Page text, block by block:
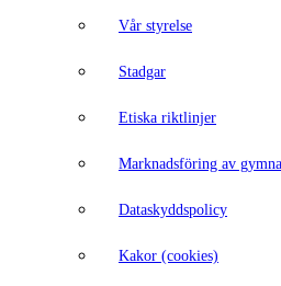
Vår styrelse
Stadgar
Etiska riktlinjer
Marknadsföring av
Dataskyddspolicy
Kakor (cookies)